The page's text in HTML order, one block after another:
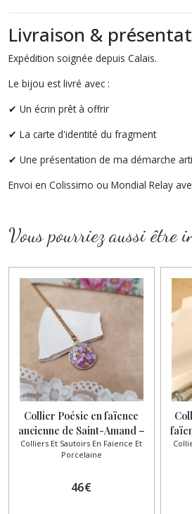
Livraison &
Expédition soignée depuis Calais.
Le bijou est livré avec :
✔ Un écrin prêt à offrir
✔ La carte d'identité du fragment
✔ Une présentation de ma démarche
Envoi en Colissimo ou Mondial Relay
Vous pourriez aussi être
Collier Poésie en faïence
ancienne de Saint-Amand –
Pendentif plaqué or 24 carats
Colliers Et Sautoirs En Faïence Et
Porcelaine
46€